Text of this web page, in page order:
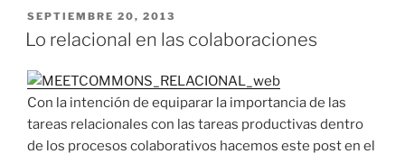
PUBLICADO
EL
SEPTIEMBRE 20, 2013
Lo relacional en las colaboraciones
Con la intención de equiparar la importancia de las
tareas relacionales con las tareas productivas dentro
de los procesos colaborativos hacemos este post en el